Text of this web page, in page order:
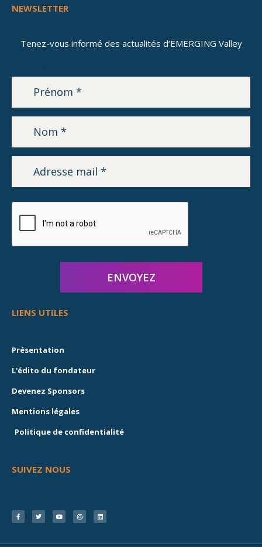
NEWSLETTER
Tenez-vous informé des actualités d’EMERGING Valley
LIENS UTILES
Présentation
L'édito du fondateur
Devenez Sponsors
Mentions légales
Politique de confidentialité
SUIVEZ NOUS